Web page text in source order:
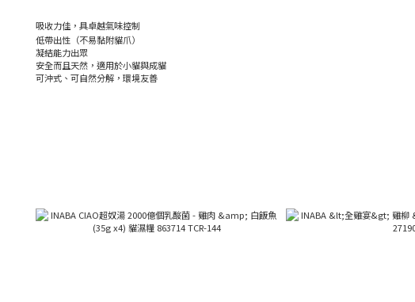
吸收力佳，具卓越氣味控制
低帶出性（不易黏附貓爪）
凝結能力出眾
安全而且天然，適用於小貓與成貓
可沖式、可自然分解，環境友善